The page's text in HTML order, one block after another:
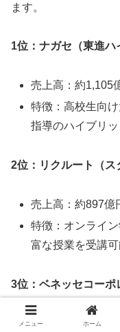
ます。
1位：ナガセ（東進ハ
売上高：約1,105
特徴：高校生向
指導のハイブリッ
2位：リクルート（ス
売上高：約897億
特徴：オンライ
富な授業を受講
3位：ベネッセコーポ
売上高：約868億
メニュー ホーム